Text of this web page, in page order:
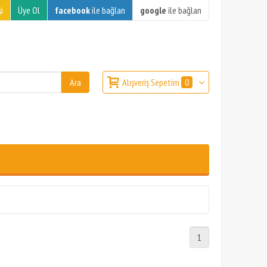
Üye Ol facebookile bağlan google ile bağlan
Alışveriş Sepetim 0
1